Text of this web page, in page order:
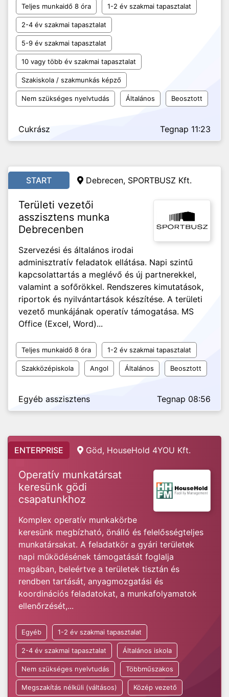
Teljes munkaidő 8 óra 1-2 év szakmai tapasztalat
2-4 év szakmai tapasztalat
5-9 év szakmai tapasztalat
10 vagy több év szakmai tapasztalat
Szakiskola / szakmunkás képző
Nem szükséges nyelvtudás Általános Beosztott
Cukrász Tegnap 11:23
START Debrecen, SPORTBUSZ Kft.
Területi vezetői
asszisztens munka
Debrecenben
Szervezési és általános irodai
adminisztratív feladatok ellátása. Napi szintű
kapcsolattartás a meglévő és új partnerekkel,
valamint a sofőrökkel. Rendszeres kimutatások,
riportok és nyilvántartások készítése. A területi
vezető munkájának operatív támogatása. MS
Office (Excel, Word)...
Teljes munkaidő 8 óra 1-2 év szakmai tapasztalat
Szakközépiskola Angol Általános Beosztott
Egyéb asszisztens Tegnap 08:56
ENTERPRISE Göd, HouseHold 4YOU Kft.
Operatív munkatársat
keresünk gödi
csapatunkhoz
Komplex operatív munkakörbe
keresünk megbízható, önálló és felelősségteljes
munkatársakat. A feladatkör a gyári területek
napi működésének támogatását foglalja
magában, beleértve a területek tisztán és
rendben tartását, anyagmozgatási és
koordinációs feladatokat, a munkafolyamatok
ellenőrzését,...
Egyéb 1-2 év szakmai tapasztalat
2-4 év szakmai tapasztalat Általános iskola
Nem szükséges nyelvtudás Többműszakos
Megszakítás nélküli (váltásos) Közép vezető